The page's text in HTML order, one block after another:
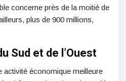
concerne près de la moitié de
plus de 900 millions,
Sud et de l’Ouest
activité économique meilleure